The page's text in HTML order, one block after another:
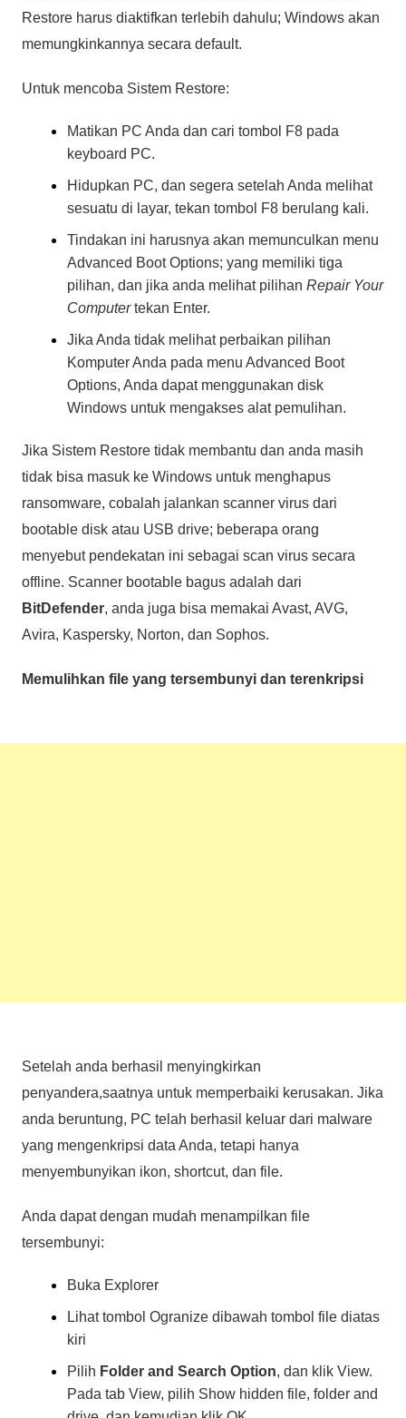
Restore harus diaktifkan terlebih dahulu; Windows akan
memungkinkannya secara default.
Untuk mencoba Sistem Restore:
Matikan PC Anda dan cari tombol F8 pada
keyboard PC.
Hidupkan PC, dan segera setelah Anda melihat
sesuatu di layar, tekan tombol F8 berulang kali.
Tindakan ini harusnya akan memunculkan menu
Advanced Boot Options; yang memiliki tiga
pilihan, dan jika anda melihat pilihan Repair Your
Computertekan Enter.
Jika Anda tidak melihat perbaikan pilihan
Komputer Anda pada menu Advanced Boot
Options, Anda dapat menggunakan disk
Windows untuk mengakses alat pemulihan.
Jika Sistem Restore tidak membantu dan anda masih
tidak bisa masuk ke Windows untuk menghapus
ransomware, cobalah jalankan scanner virus dari
bootable disk atau USB drive; beberapa orang
menyebut pendekatan ini sebagai scan virus secara
offline. Scanner bootable bagus adalah dari
BitDefender, anda juga bisa memakai Avast, AVG,
Avira, Kaspersky, Norton, dan Sophos.
Memulihkan file yang tersembunyi dan terenkripsi
Setelah anda berhasil menyingkirkan
penyandera,saatnya untuk memperbaiki kerusakan. Jika
anda beruntung, PC telah berhasil keluar dari malware
yang mengenkripsi data Anda, tetapi hanya
menyembunyikan ikon, shortcut, dan file.
Anda dapat dengan mudah menampilkan file
tersembunyi:
Buka Explorer
Lihat tombol Ogranize dibawah tombol file diatas
kiri
Pilih Folder and Search Option, dan klik View.
Pada tab View, pilih Show hidden file, folder and